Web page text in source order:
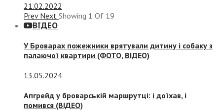
21.02.2022
Prev Next Showing 1 Of 19
ВІДЕО
У Броварах пожежники врятували дитину і собаку з
палаючої квартири (ФОТО, ВІДЕО)
13.05.2024
Апгрейд у броварській маршрутці: і доїхав, і
помився (ВІДЕО)